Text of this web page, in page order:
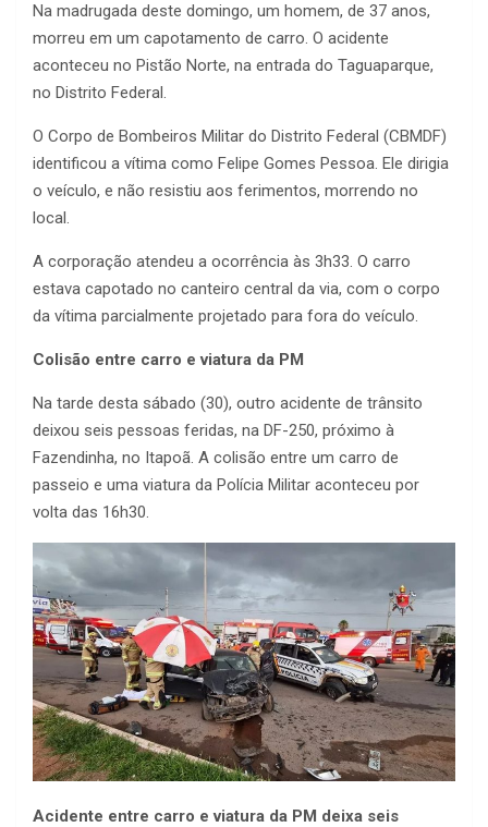
Na madrugada deste domingo, um homem, de 37 anos,
morreu em um capotamento de carro. O acidente
aconteceu no Pistão Norte, na entrada do Taguaparque,
no Distrito Federal.
O Corpo de Bombeiros Militar do Distrito Federal (CBMDF)
identificou a vítima como Felipe Gomes Pessoa. Ele dirigia
o veículo, e não resistiu aos ferimentos, morrendo no
local.
A corporação atendeu a ocorrência às 3h33. O carro
estava capotado no canteiro central da via, com o corpo
da vítima parcialmente projetado para fora do veículo.
Colisão entre carro e viatura da PM
Na tarde desta sábado (30), outro acidente de trânsito
deixou seis pessoas feridas, na DF-250, próximo à
Fazendinha, no Itapoã. A colisão entre um carro de
passeio e uma viatura da Polícia Militar aconteceu por
volta das 16h30.
Acidente entre carro e viatura da PM deixa seis